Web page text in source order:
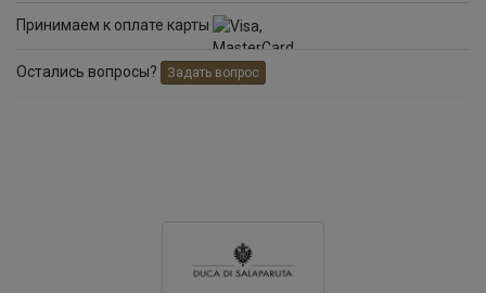
Принимаем к оплате карты
Остались вопросы? Задать вопрос